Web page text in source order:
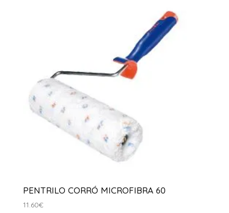
PENTRILO CORRÓ MICROFIBRA 60
11.60€